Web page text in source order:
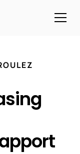
OULEZ
sing
pport